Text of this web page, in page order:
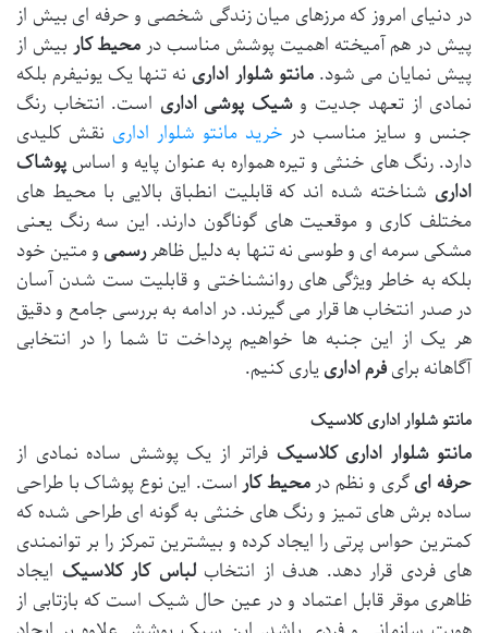
در دنیای امروز که مرزهای میان زندگی شخصی و حرفه ای بیش از
پیش در هم آمیخته اهمیت پوشش مناسب در محیط کار بیش از
پیش نمایان می شود.مانتو شلوار اداری نه تنها یک یونیفرم بلکه
نمادی از تعهد جدیت وشیک پوشی اداری است. انتخاب رنگ
جنس و سایز مناسب در خرید مانتو شلوار اداری نقش کلیدی
دارد. رنگ های خنثی و تیره همواره به عنوان پایه و اساس پوشاک
اداری شناخته شده اند که قابلیت انطباق بالایی با محیط های
مختلف کاری و موقعیت های گوناگون دارند. این سه رنگ یعنی
مشکی سرمه ای و طوسی نه تنها به دلیل ظاهررسمی و متین خود
بلکه به خاطر ویژگی های روانشناختی و قابلیت ست شدن آسان
در صدر انتخاب ها قرار می گیرند. در ادامه به بررسی جامع و دقیق
هر یک از این جنبه ها خواهیم پرداخت تا شما را در انتخابی
آگاهانه برایفرم ادارییاری کنیم.
مانتو شلوار اداری کلاسیک
مانتو شلوار اداری کلاسیک فراتر از یک پوشش ساده نمادی از
حرفه ایگری و نظم درمحیط کار است. این نوع پوشاک با طراحی
ساده برش های تمیز و رنگ های خنثی به گونه ای طراحی شده که
کمترین حواس پرتی را ایجاد کرده و بیشترین تمرکز را بر توانمندی
های فردی قرار دهد. هدف از انتخابلباس کار کلاسیک ایجاد
ظاهری موقر قابل اعتماد و در عین حال شیک است که بازتابی از